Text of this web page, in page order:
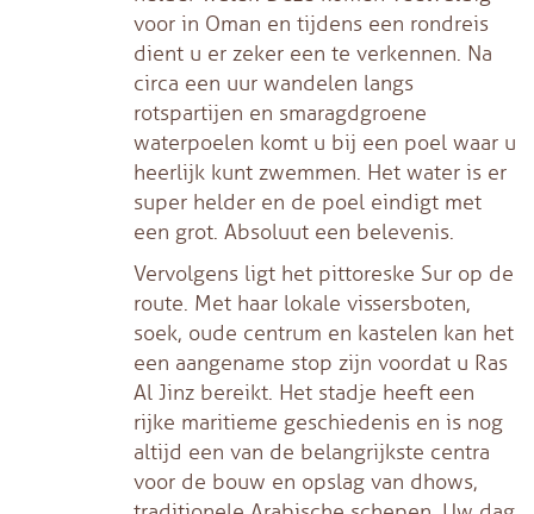
voor in Oman en tijdens een rondreis
dient u er zeker een te verkennen. Na
circa een uur wandelen langs
rotspartijen en smaragdgroene
waterpoelen komt u bij een poel waar u
heerlijk kunt zwemmen. Het water is er
super helder en de poel eindigt met
een grot. Absoluut een belevenis.
Vervolgens ligt het pittoreske Sur op de
route. Met haar lokale vissersboten,
soek, oude centrum en kastelen kan het
een aangename stop zijn voordat u Ras
Al Jinz bereikt. Het stadje heeft een
rijke maritieme geschiedenis en is nog
altijd een van de belangrijkste centra
voor de bouw en opslag van dhows,